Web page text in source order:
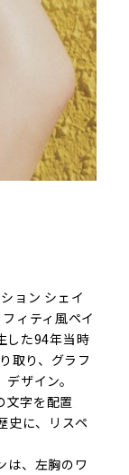
ョン シェイ
ィティ風ペイ
した94年当時
取り、グラフ
ザイン。
文字を配置
史に、リスペ
は、左胸のワ